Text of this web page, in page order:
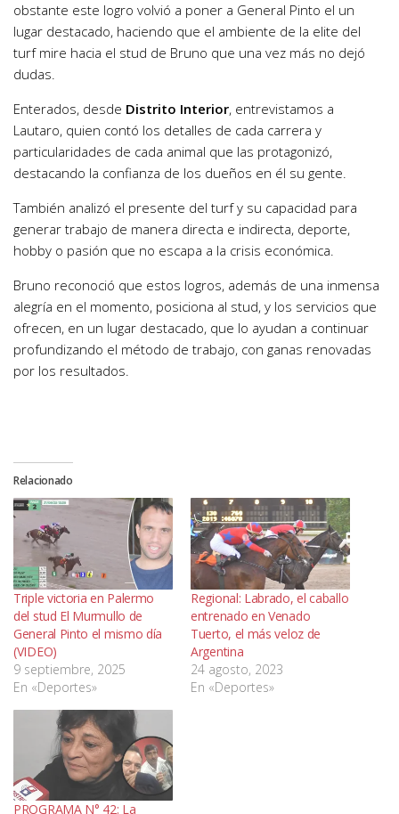
obstante este logro volvió a poner a General Pinto el un
lugar destacado, haciendo que el ambiente de la elite del
turf mire hacia el stud de Bruno que una vez más no dejó
dudas.
Enterados, desde Distrito Interior, entrevistamos a
Lautaro, quien contó los detalles de cada carrera y
particularidades de cada animal que las protagonizó,
destacando la confianza de los dueños en él su gente.
También analizó el presente del turf y su capacidad para
generar trabajo de manera directa e indirecta, deporte,
hobby o pasión que no escapa a la crisis económica.
Bruno reconoció que estos logros, además de una inmensa
alegría en el momento, posiciona al stud, y los servicios que
ofrecen, en un lugar destacado, que lo ayudan a continuar
profundizando el método de trabajo, con ganas renovadas
por los resultados.
Relacionado
Triple victoria en Palermo
del stud El Murmullo de
General Pinto el mismo día
(VIDEO)
9 septiembre, 2025
En «Deportes»
Regional: Labrado, el caballo
entrenado en Venado
Tuerto, el más veloz de
Argentina
24 agosto, 2023
En «Deportes»
PROGRAMA N° 42: La